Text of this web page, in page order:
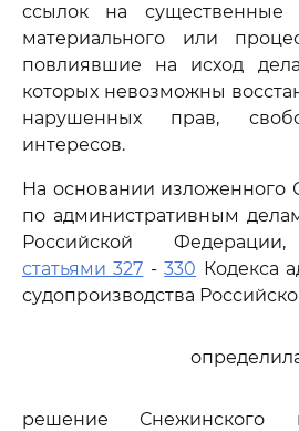
ссылок на
материального или
повлиявшие на исход
которых невозможны
нарушенных прав,
интересов.
На основании изложенного
по административным
Российской Федерации,
статьями 327 -330 Кодекса
судопроизводства
решение Снежинского